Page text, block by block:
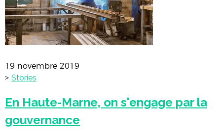
19 novembre 2019
> Stories
En Haute-Marne, on s'engage par la
gouvernance